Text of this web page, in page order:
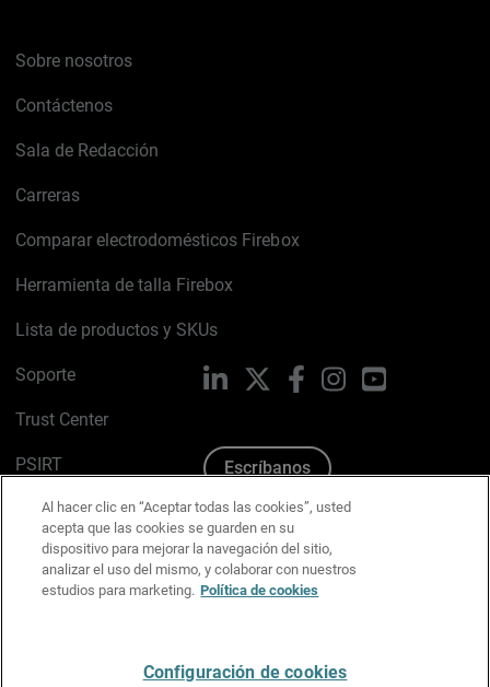
Sobre nosotros
Contáctenos
Sala de Redacción
Carreras
Comparar electrodomésticos Firebox
Herramienta de talla Firebox
Lista de productos y SKUs
Soporte
Trust Center
PSIRT
Política de cookies
Política de privacidad
Kit de medios y marca
LinkedIn FacebookInstagramYouTube
Escríbanos
Al hacer clic en “Aceptar todas las cookies”, usted
acepta que las cookies se guarden en su
dispositivo para mejorar la navegación del sitio,
analizar el uso del mismo, y colaborar con nuestros
estudios para marketing. Política de cookies
Configuración de cookies